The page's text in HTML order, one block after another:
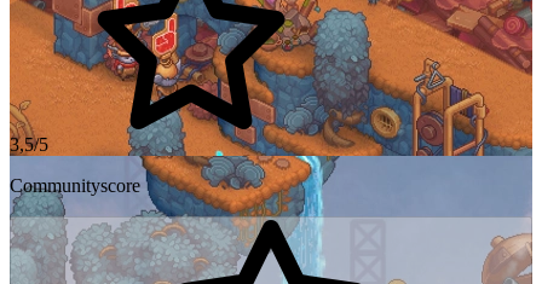
3,5/5
Communityscore